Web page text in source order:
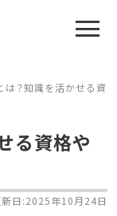
は？知識を活かせる資
る資格や
新日:2025年10月24日